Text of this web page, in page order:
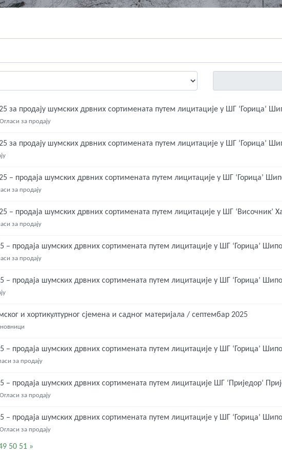
за продају шумских дрвних сортимената путем лицитације у ШГ ‘Горица’
за продају
за продају шумских дрвних сортимената путем лицитације у ШГ ‘Горица’
– продаја шумских дрвних сортимената путем лицитације у ШГ ‘Горица’
за продају
– продаја шумских дрвних сортимената путем лицитације у ШГ ‘Височник’
за продају
– продаја шумских дрвних сортимената путем лицитације у ШГ ‘Горица’
за продају
– продаја шумских дрвних сортимената путем лицитације у ШГ ‘Горица’
и хортикултурног сјемена и садног материјала / септембар 2025
– продаја шумских дрвних сортимената путем лицитације у ШГ ‘Горица’
за продају
– продаја шумских дрвних сортимената путем лицитације ШГ ‘Приједор’
за продају
– продаја шумских дрвних сортимената путем лицитације у ШГ ‘Горица’
за продају
50 51 »